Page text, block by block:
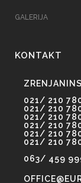
GALERIJA
KONTAKT
021/ 210
021/ 210
021/ 210
021/ 210
021/ 210
021/ 210
063/ 459